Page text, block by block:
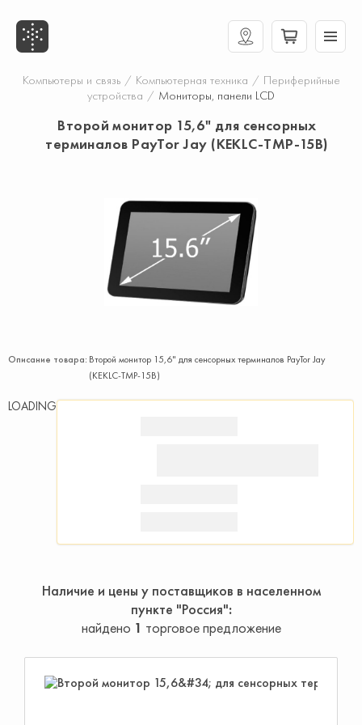
Компьютеры и связь / Компьютерная техника / Периферийные
устройства / Мониторы, панели LCD
Второй монитор 15,6" для сенсорных
терминалов PayTor Jay (KEKLC-TMP-15B)
Описание товара: Второй монитор 15,6" для сенсорных терминалов PayTor Jay
(KEKLC-TMP-15B)
LOADING
Наличие и цены у поставщиков в населенном
пункте "Россия"
найдено 1 торговое предложение